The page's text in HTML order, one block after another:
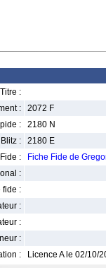
Titre :
:
2072 F
:
2180 N
Blitz :
2180 E
:
Fiche Fide de
:
fide :
:
:
:
:
Licence A le 02/10/